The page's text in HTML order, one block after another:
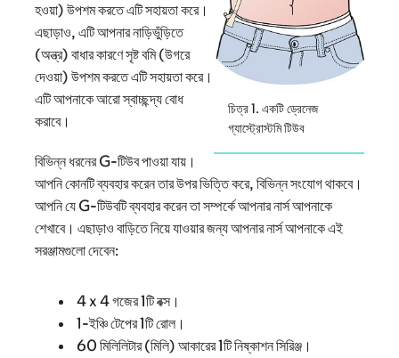
চিত্র 1. একটি ড্রেনেজ
গ্যাস্ট্রোস্টমি টিউব
হওয়া) উপশম করতে এটি সহায়তা করে।
এছাড়াও, এটি আপনার নাড়িভুঁড়িতে
(অন্ত্র) বাধার কারণে সৃষ্ট বমি (উগরে
দেওয়া) উপশম করতে এটি সহায়তা করে।
এটি আপনাকে আরো স্বাচ্ছন্দ্য বোধ
করাবে।
বিভিন্ন ধরনের G-টিউব পাওয়া যায়।
আপনি কোনটি ব্যবহার করেন তার উপর ভিত্তি করে, বিভিন্ন সংযোগ থাকবে।
আপনি যে G-টিউবটি ব্যবহার করেন তা সম্পর্কে আপনার নার্স আপনাকে
শেখাবে। এছাড়াও বাড়িতে নিয়ে যাওয়ার জন্য আপনার নার্স আপনাকে এই
সরঞ্জামগুলো দেবেন:
4 x 4 গজের 1টি বক্স।
1-ইঞ্চি টেপের 1টি রোল।
60 মিলিলিটার (মিলি) আকারের 1টি নিষ্কাশন সিরিঞ্জ।